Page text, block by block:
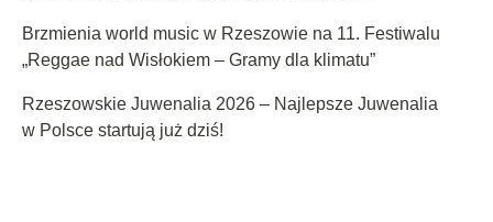
Brzmienia world music w Rzeszowie na 11. Festiwalu
„Reggae nad Wisłokiem – Gramy dla klimatu”
Rzeszowskie Juwenalia 2026 – Najlepsze Juwenalia
w Polsce startują już dziś!